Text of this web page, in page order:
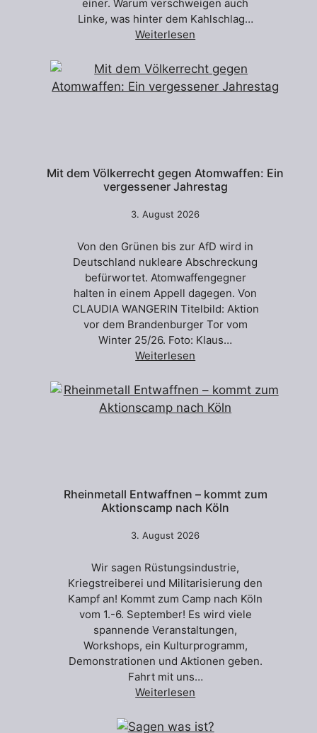
einer. Warum verschweigen auch
Linke, was hinter dem Kahlschlag…
Weiterlesen
Mit dem Völkerrecht gegen Atomwaffen: Ein
vergessener Jahrestag
3. August 2026
Von den Grünen bis zur AfD wird in
Deutschland nukleare Abschreckung
befürwortet. Atomwaffengegner
halten in einem Appell dagegen. Von
CLAUDIA WANGERIN Titelbild: Aktion
vor dem Brandenburger Tor vom
Winter 25/26. Foto: Klaus…
Weiterlesen
Rheinmetall Entwaffnen – kommt zum
Aktionscamp nach Köln
3. August 2026
Wir sagen Rüstungsindustrie,
Kriegstreiberei und Militarisierung den
Kampf an! Kommt zum Camp nach Köln
vom 1.-6. September! Es wird viele
spannende Veranstaltungen,
Workshops, ein Kulturprogramm,
Demonstrationen und Aktionen geben.
Fahrt mit uns…
Weiterlesen